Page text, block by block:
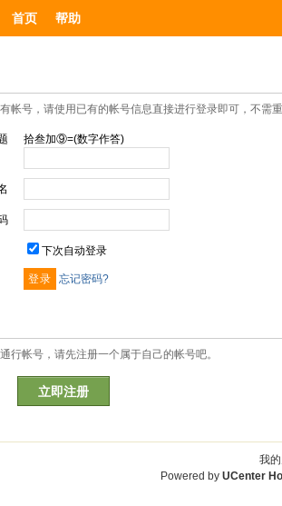
首页 帮助
帐号，请使用已有的帐号信息直接进行登录即可，不需
拾叁加⑨=(数字作答)
下次自动登录
忘记密码?
行帐号，请先注册一个属于自己的帐号吧。
立即注册
我
Powered by UCenter